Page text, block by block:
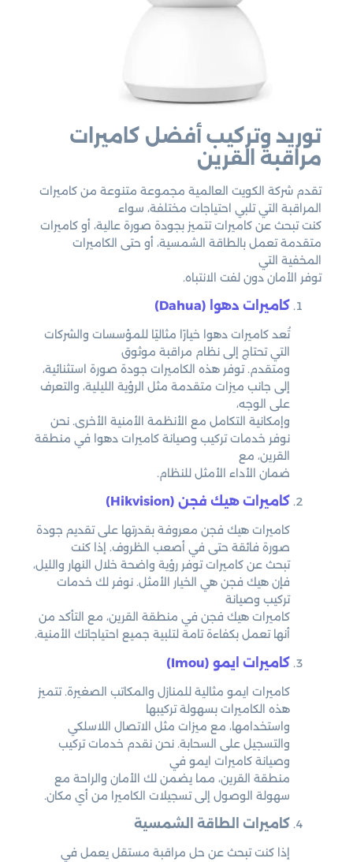
توريد وتركيب أفضل كاميرات
مراقبة القرين
تقدم شركة الكويت العالمية مجموعة متنوعة من كاميرات
المراقبة التي تلبي احتياجات مختلفة، سواء
كنت تبحث عن كاميرات تتميز بجودة صورة عالية، أو كاميرات
متقدمة تعمل بالطاقة الشمسية، أو حتى الكاميرات
المخفية التي
توفر الأمان دون لفت الانتباه.
كاميرات دهوا (Dahua)
تُعد كاميرات دهوا خيارًا مثاليًا للمؤسسات والشركات
التي تحتاج إلى نظام مراقبة موثوق
ومتقدم. توفر هذه الكاميرات جودة صورة استثنائية،
إلى جانب ميزات متقدمة مثل الرؤية الليلية، والتعرف
على الوجه،
وإمكانية التكامل مع الأنظمة الأمنية الأخرى. نحن
نوفر خدمات تركيب وصيانة كاميرات دهوا في منطقة
القرين، مع
ضمان الأداء الأمثل للنظام.
كاميرات هيك فجن (Hikvision)
كاميرات هيك فجن معروفة بقدرتها على تقديم جودة
صورة فائقة حتى في أصعب الظروف. إذا كنت
تبحث عن كاميرات توفر رؤية واضحة خلال النهار والليل،
فإن هيك فجن هي الخيار الأمثل. نوفر لك خدمات
تركيب وصيانة
كاميرات هيك فجن في منطقة القرين، مع التأكد من
أنها تعمل بكفاءة تامة لتلبية جميع احتياجاتك الأمنية.
كاميرات ايمو (Imou)
كاميرات ايمو مثالية للمنازل والمكاتب الصغيرة. تتميز
هذه الكاميرات بسهولة تركيبها
واستخدامها، مع ميزات مثل الاتصال اللاسلكي
والتسجيل على السحابة. نحن نقدم خدمات تركيب
وصيانة كاميرات ايمو في
منطقة القرين، مما يضمن لك الأمان والراحة مع
سهولة الوصول إلى تسجيلات الكاميرا من أي مكان.
كاميرات الطاقة الشمسية
إذا كنت تبحث عن حل مراقبة مستقل يعمل في